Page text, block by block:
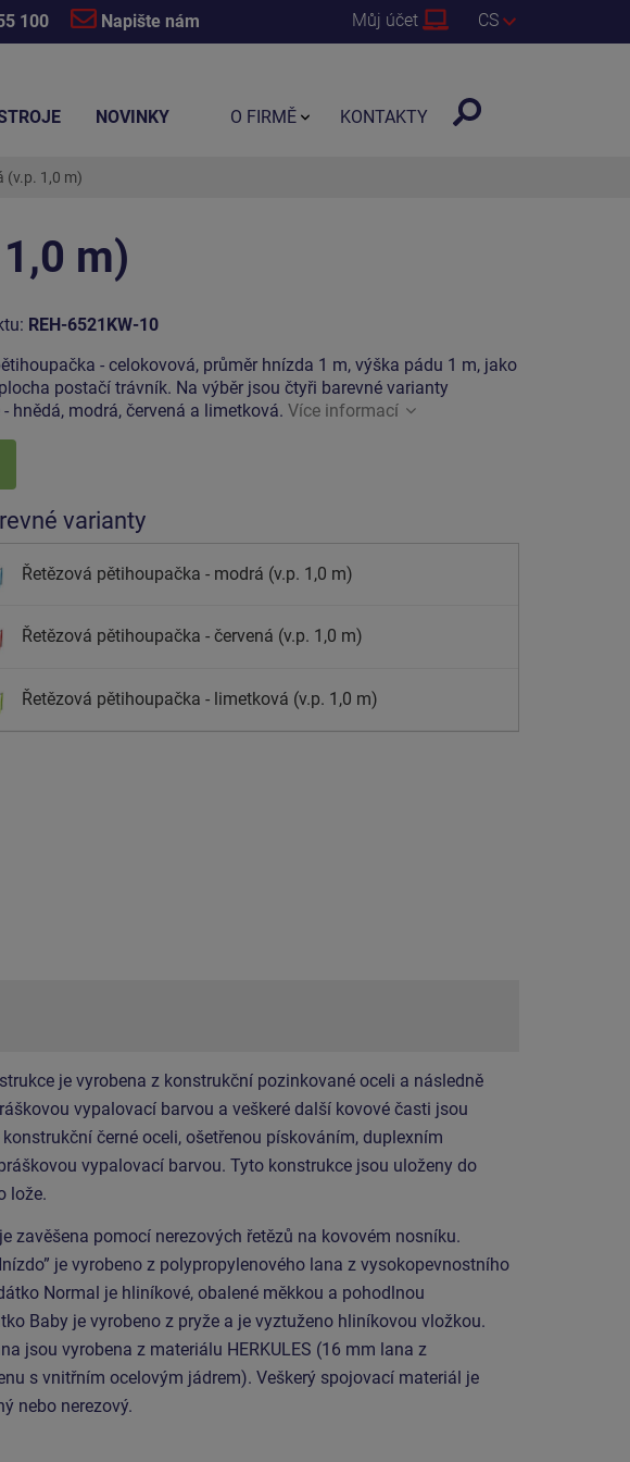
100 Napište nám Můj účet CS
(v.p. 1,0 m)
m)
REH-6521KW-10
- celokovová, průměr hnízda 1 m, výška pádu 1 m, jako
postačí trávník. Na výběr jsou čtyři barevné varianty
hnědá, modrá, červená a limetková. Více informací
varianty
Řetězová pětihoupačka - modrá (v.p. 1,0 m)
Řetězová pětihoupačka - červená (v.p. 1,0 m)
Řetězová pětihoupačka - limetková (v.p. 1,0 m)
je vyrobena z konstrukční pozinkované oceli a následně
vypalovací barvou a veškeré další kovové časti jsou
černé oceli, ošetřenou pískováním, duplexním
vypalovací barvou. Tyto konstrukce jsou uloženy do
lože.
zavěšena pomocí nerezových řetězů na kovovém nosníku.
je vyrobeno z polypropylenového lana z vysokopevnostního
Normal je hliníkové, obalené měkkou a pohodlnou
Baby je vyrobeno z pryže a je vyztuženo hliníkovou vložkou.
jsou vyrobena z materiálu HERKULES (16 mm lana z
s vnitřním ocelovým jádrem). Veškerý spojovací materiál je
nebo nerezový.
NOVINKY O FIRMĚ KONTAKTY